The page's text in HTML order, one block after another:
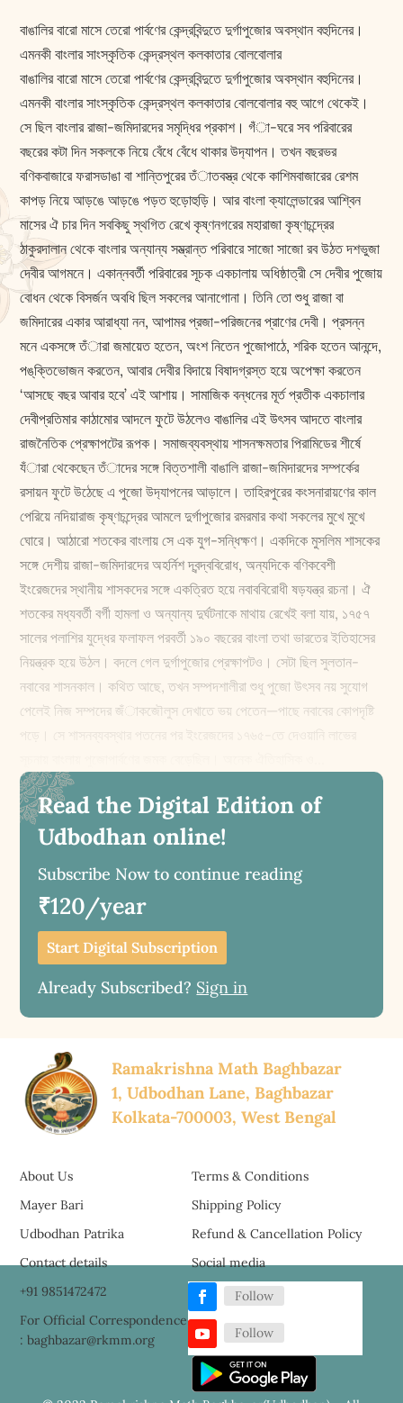
বাঙালির বারো মাসে তেরো পার্বণের কেন্দ্রবিন্দুতে দুর্গাপুজোর অবস্থান বহুদিনের।
এমনকী বাংলার সাংস্কৃতিক কেন্দ্রস্থল কলকাতার বোলবোলার
বাঙালির বারো মাসে তেরো পার্বণের কেন্দ্রবিন্দুতে দুর্গাপুজোর অবস্থান বহুদিনের।
এমনকী বাংলার সাংস্কৃতিক কেন্দ্রস্থল কলকাতার বোলবোলার বহু আগে থেকেই।
সে ছিল বাংলার রাজা-জমিদারদের সমৃদ্ধির প্রকাশ। গঁা-ঘরে সব পরিবারের
বছরের কটা দিন সকলকে নিয়ে বেঁধে বেঁধে থাকার উদ‍্যাপন। তখন বছরভর
বণিকবাজারে ফরাসডাঙা বা শান্তিপুরের তঁাতবস্ত্র থেকে কাশিমবাজারের রেশম
কাপড় নিয়ে আড়ঙে আড়ঙে পড়ত হুড়োহুড়ি। আর বাংলা ক্যালেন্ডারের আশ্বিন
মাসের ঐ চার দিন সবকিছু স্থগিত রেখে কৃষ্ণনগরের মহারাজা কৃষ্ণচন্দ্রের
ঠাকুরদালান থেকে বাংলার অন্যান্য সম্ভ্রান্ত পরিবারে সাজো সাজো রব উঠত দশভুজা
দেবীর আগমনে। একান্নবর্তী পরিবারের সূচক একচালায় অধিষ্ঠাত্রী সে দেবীর পুজোয়
বোধন থেকে বিসর্জন অবধি ছিল সকলের আনাগোনা। তিনি তো শুধু রাজা বা
জমিদারের একার আরাধ্যা নন, আপামর প্রজা-পরিজনের প্রাণের দেবী। প্রসন্ন
মনে একসঙ্গে তঁারা জমায়েত হতেন, অংশ নিতেন পুজোপাঠে, শরিক হতেন আনন্দে,
পঙ্‌ক্তিভোজন করতেন, আবার দেবীর বিদায়ে বিষাদগ্রস্ত হয়ে অপেক্ষা করতেন
‘আসছে বছর আবার হবে’ এই আশায়। সামাজিক বন্ধনের মূর্ত প্রতীক একচালার
দেবীপ্রতিমার কাঠামোর আদলে ফুটে উঠলেও বাঙালির এই উৎসব আদতে বাংলার
রাজনৈতিক প্রেক্ষাপটের রূপক। সমাজব্যবস্থায় শাসনক্ষমতার পিরামিডের শীর্ষে
যঁারা থেকেছেন তঁাদের সঙ্গে বিত্তশালী বাঙালি রাজা-জমিদারদের সম্পর্কের
রসায়ন ফুটে উঠেছে এ পুজো উদ‍্যাপনের আড়ালে। তাহিরপুরের কংসনারায়ণের কাল
পেরিয়ে নদিয়ারাজ কৃষ্ণচন্দ্রের আমলে দুর্গাপুজোর রমরমার কথা সকলের মুখে মুখে
ঘোরে। আঠারো শতকের বাংলায় সে এক যুগ-সন্ধিক্ষণ। একদিকে মুসলিম শাসকের
সঙ্গে দেশীয় রাজা-জমিদারদের অহর্নিশ দ্বন্দ্ববিরোধ, অন্যদিকে বণিকবেশী
ইংরেজদের স্থানীয় শাসকদের সঙ্গে একত্রিত হয়ে নবাববিরোধী ষড়যন্ত্র রচনা। ঐ
শতকের মধ্যবর্তী বর্গী হামলা ও অন্যান্য দুর্ঘটনাকে মাথায় রেখেই বলা যায়, ১৭৫৭
সালের পলাশির যুদ্ধের ফলাফল পরবর্তী ১৯০ বছরের বাংলা তথা ভারতের ইতিহাসের
নিয়ন্ত্রক হয়ে উঠল। বদলে গেল দুর্গাপুজোর প্রেক্ষাপটও। সেটা ছিল সুলতান-
নবাবের শাসনকাল। কথিত আছে, তখন সম্পদশালীরা শুধু পুজো উৎসব নয় সুযোগ
পেলেই নিজ সম্পদের জঁাকজৌলুস দেখাতে ভয় পেতেন—পাছে নবাবের কোপদৃষ্টি
Read the Digital Edition of
Udbodhan online!
Subscribe Now to continue reading
₹120/year
Start Digital Subscription
Already Subscribed? Sign in
Ramakrishna Math Baghbazar
1, Udbodhan Lane, Baghbazar
Kolkata-700003, West Bengal
About Us
Mayer Bari
Udbodhan Patrika
Terms & Conditions
Shipping Policy
Refund & Cancellation Policy
Contact details
+91 9851472472
For Official Correspondence
: baghbazar@rkmm.org
Social media
Follow
Follow